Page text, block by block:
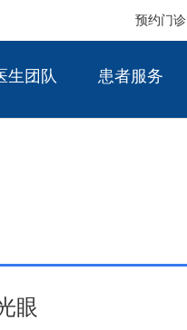
预约门诊
生团队 患者服务
眼